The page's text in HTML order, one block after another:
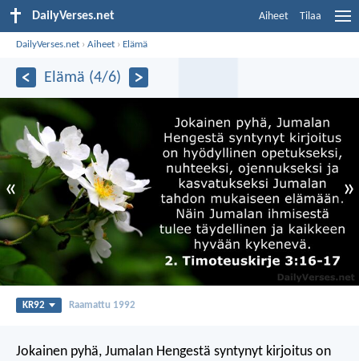
DailyVerses.net Aiheet Tilaa
DailyVerses.net ›Aiheet › Elämä
Elämä (4/6)
« »
KR92 Raamattu 1992
Jokainen pyhä, Jumalan Hengestä syntynyt kirjoitus on